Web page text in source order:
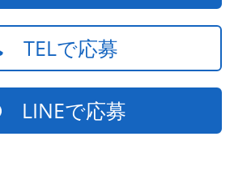
TELで応募
LINEで応募